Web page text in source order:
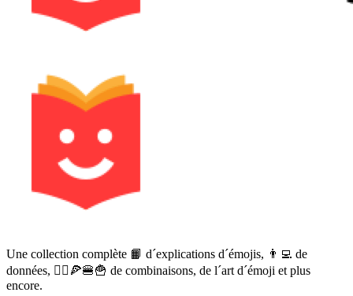
Une collection complète 📙 d´explications d´émojis, 👨‍💻 de
données, 🙅‍♀️🍕🍔🍟 de combinaisons, de l´art d´émoji et plus
encore.